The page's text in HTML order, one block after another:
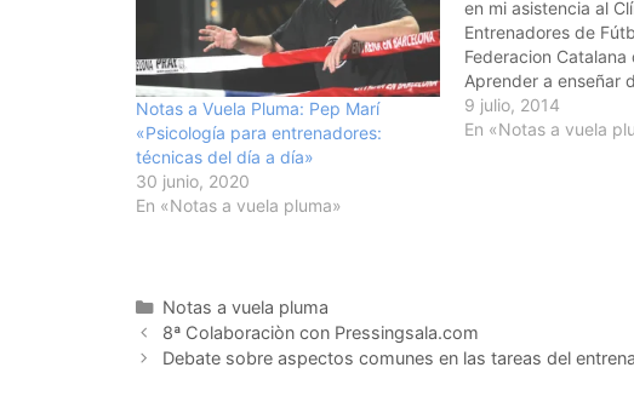
Notas a Vuela Pluma: Pep Marí
«Psicología para entrenadores:
técnicas del día a día»
30 junio, 2020
En «Notas a vuela pluma»
en mi asistencia al
Entrenadores de
Federacion Catalana
Aprender a enseñar
Mari * La clave está
equipo, del grupo
9 julio, 2014
En «Notas a vuela
Categorías
Notas a vuela pluma
Navegación
de
8ª Colaboraciòn con Pressingsala.com
Debate sobre aspectos comunes en las tareas del